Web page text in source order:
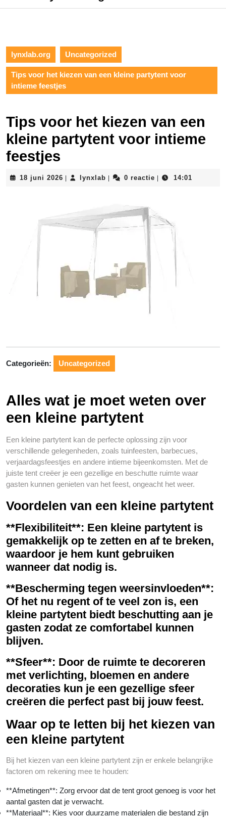
lynxlab.org Uncategorized
Tips voor het kiezen van een kleine partytent voor
intieme feestjes
Tips voor het kiezen van een
kleine partytent voor intieme
feestjes
18 juni 2026 18
lynxlab lynxlab0 reactie 14:01
Categorieën: Uncategorized
Alles wat je moet weten over
een kleine partytent
Een kleine partytent kan de perfecte oplossing zijn voor
verschillende gelegenheden, zoals tuinfeesten, barbecues,
verjaardagsfeestjes en andere intieme bijeenkomsten. Met de
juiste tent creëer je een gezellige en beschutte ruimte waar
gasten kunnen genieten van het feest, ongeacht het weer.
Voordelen van een kleine partytent
**Flexibiliteit**: Een kleine partytent is
gemakkelijk op te zetten en af te breken,
waardoor je hem kunt gebruiken
wanneer dat nodig is.
**Bescherming tegen weersinvloeden**:
Of het nu regent of te veel zon is, een
kleine partytent biedt beschutting aan je
gasten zodat ze comfortabel kunnen
blijven.
**Sfeer**: Door de ruimte te decoreren
met verlichting, bloemen en andere
decoraties kun je een gezellige sfeer
creëren die perfect past bij jouw feest.
Waar op te letten bij het kiezen van
een kleine partytent
Bij het kiezen van een kleine partytent zijn er enkele belangrijke
factoren om rekening mee te houden:
**Afmetingen**: Zorg ervoor dat de tent groot genoeg is voor het
aantal gasten dat je verwacht.
**Materiaal**: Kies voor duurzame materialen die bestand zijn